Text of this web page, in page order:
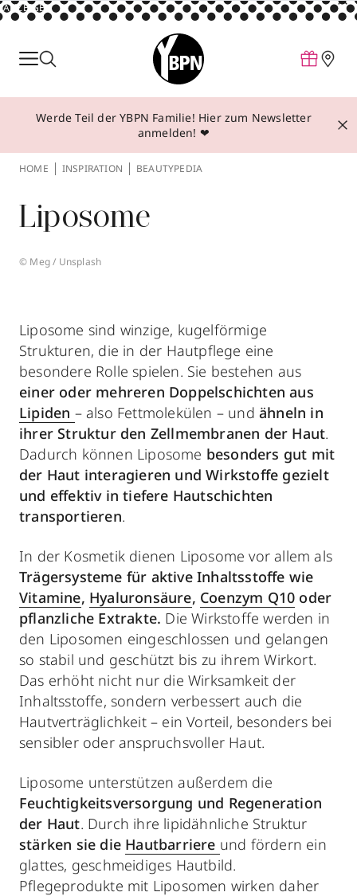
ANZEIGE
Parfum
Make-up
Behandlungen
Über YBPN
Aktionen
Werde Teil der YBPN Familie! Hier zum Newsletter
anmelden! ❤
HOME INSPIRATION BEAUTYPEDIA
Liposome
© Meg / Unsplash
Liposome sind winzige, kugelförmige
Strukturen, die in der Hautpflege eine
besondere Rolle spielen. Sie bestehen aus
einer oder mehreren Doppelschichten aus
Lipiden – also Fettmolekülen – und ähneln in
ihrer Struktur den Zellmembranen der Haut.
Dadurch können Liposome besonders gut mit
der Haut interagieren und Wirkstoffe gezielt
und effektiv in tiefere Hautschichten
transportieren.
In der Kosmetik dienen Liposome vor allem als
Trägersysteme für aktive Inhaltsstoffe wie
Vitamine, Hyaluronsäure, Coenzym Q10 oder
pflanzliche Extrakte. Die Wirkstoffe werden in
den Liposomen eingeschlossen und gelangen
so stabil und geschützt bis zu ihrem Wirkort.
Das erhöht nicht nur die Wirksamkeit der
Inhaltsstoffe, sondern verbessert auch die
Hautverträglichkeit – ein Vorteil, besonders bei
sensibler oder anspruchsvoller Haut.
Liposome unterstützen außerdem die
Feuchtigkeitsversorgung und Regeneration
der Haut. Durch ihre lipidähnliche Struktur
stärken sie die Hautbarriere und fördern ein
glattes, geschmeidiges Hautbild.
Pflegeprodukte mit Liposomen wirken daher